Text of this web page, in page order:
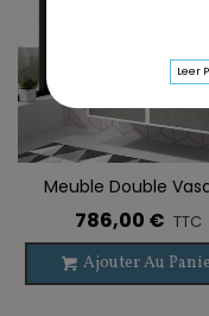
Leer
Meuble Double
Suspendu ZAO 4
786,00 € TTC
Ajouter Au